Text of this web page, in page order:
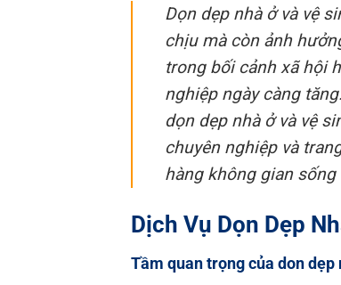
Dọn dẹp nhà ở và vệ
chịu mà còn ảnh
trong bối cảnh xã hội
nghiệp ngày càng
dọn dẹp nhà ở và vệ
chuyên nghiệp và
hàng không gian sống
Dịch Vụ Dọn Dẹp
Tầm quan trọng của don dẹp